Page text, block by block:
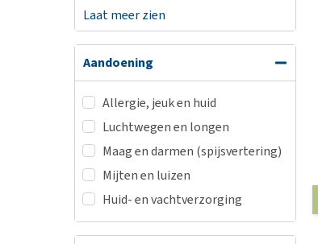
Laat meer zien
Aandoening
Allergie, jeuk en huid
Luchtwegen en longen
Maag en darmen (spijsvertering)
Mijten en luizen
Huid- en vachtverzorging